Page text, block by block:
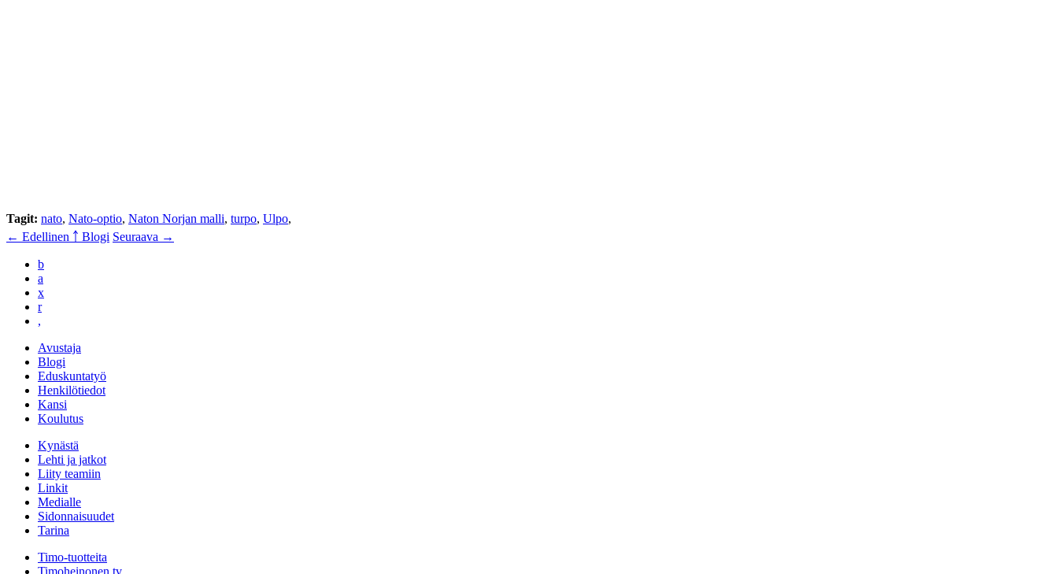
Tagit: nato, Nato-optio, Naton Norjan malli, turpo, Ulpo,
← Edellinen ￪ Blogi Seuraava →
b
a
x
r
,
Avustaja
Blogi
Eduskuntatyö
Henkilötiedot
Kansi
Koulutus
Kynästä
Lehti ja jatkot
Liity teamiin
Linkit
Medialle
Sidonnaisuudet
Tarina
Timo-tuotteita
Timoheinonen.tv